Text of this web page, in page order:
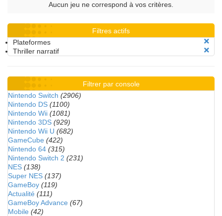
Aucun jeu ne correspond à vos critères.
Filtres actifs
Plateformes
Thriller narratif
Filtrer par console
Nintendo Switch (2906)
Nintendo DS (1100)
Nintendo Wii (1081)
Nintendo 3DS (929)
Nintendo Wii U (682)
GameCube (422)
Nintendo 64 (315)
Nintendo Switch 2 (231)
NES (138)
Super NES (137)
GameBoy (119)
Actualité (111)
GameBoy Advance (67)
Mobile (42)